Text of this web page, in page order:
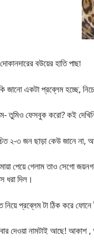
বউয়ের হাতি পাছা
জানো একটা প্রব্লেম হচ্ছে,
তুমিও ফেসবুক করো? কই
২-৩ জন ছাড়া কেউ জানে না,
পেয়ে গেলাম তাও সেগো
ধরা দিল।
নিয়ে প্রব্লেম টা ঠিক করে
দেওয়া নামটাই আছে! আকাশ